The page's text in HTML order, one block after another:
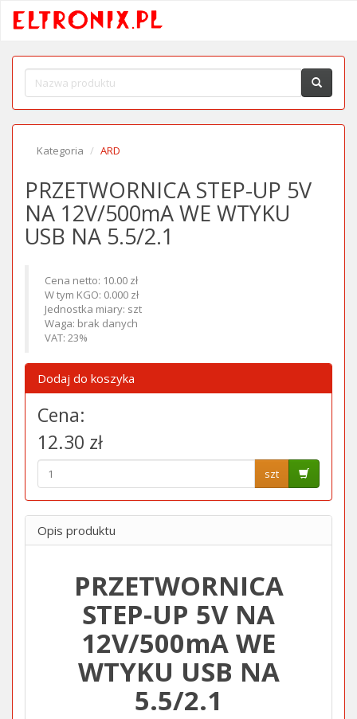
Kategoria ARD
PRZETWORNICA STEP-UP 5V
NA 12V/500mA WE WTYKU
USB NA 5.5/2.1
Cena netto: 10.00 zł
W tym KGO: 0.000 zł
Jednostka miary: szt
Waga: brak danych
VAT: 23%
Dodaj do koszyka
Cena:
12.30 zł
szt
Opis produktu
PRZETWORNICA
STEP-UP 5V NA
12V/500mA WE
WTYKU USB NA
5.5/2.1